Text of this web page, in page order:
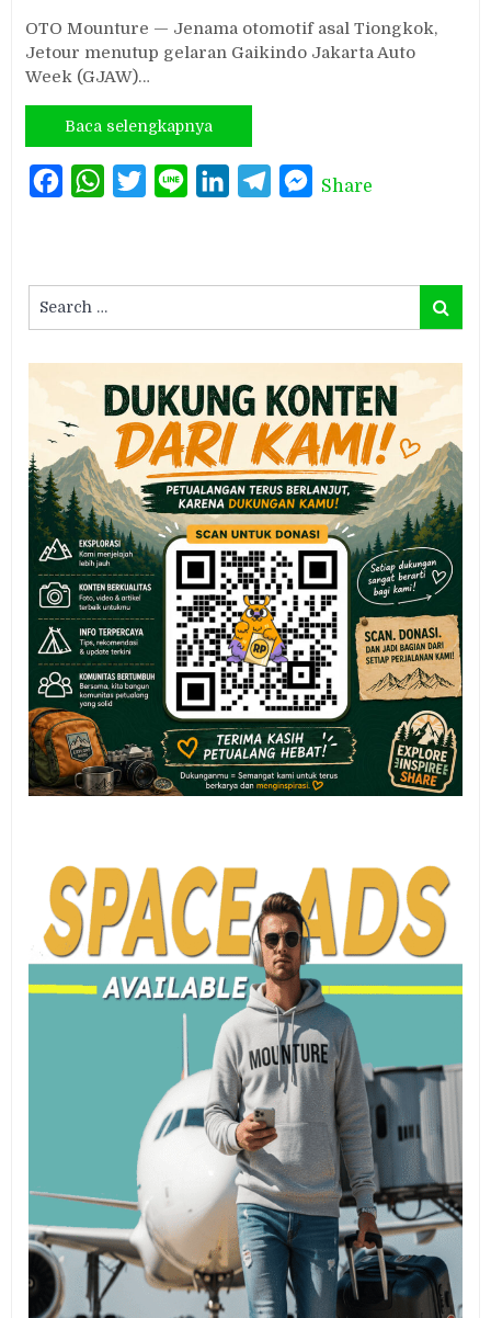
OTO Mounture — Jenama otomotif asal Tiongkok,
Jetour menutup gelaran Gaikindo Jakarta Auto
Week (GJAW)…
Baca selengkapnya
FacebookWhatsAppTwitterLine LinkedInTelegramMessenger
Share
for:
Search